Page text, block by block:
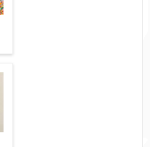
共箱